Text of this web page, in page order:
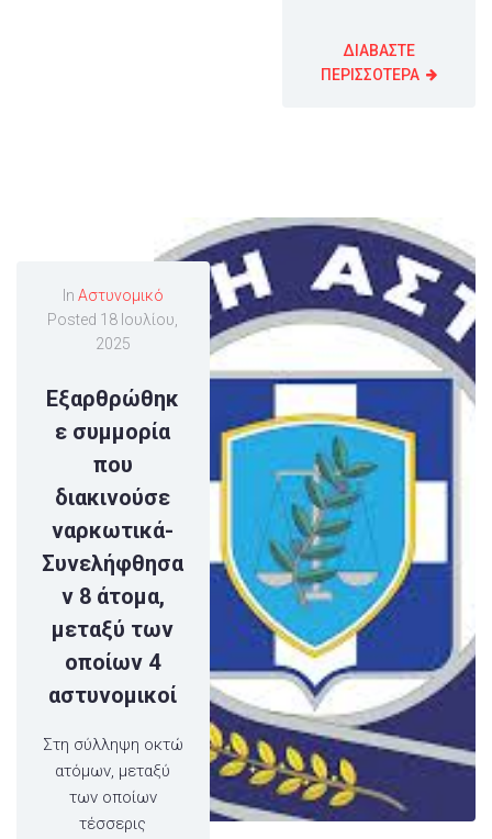
ΔΙΑΒΑΣΤΕ
ΠΕΡΙΣΣΟΤΕΡΑ
In Αστυνομικό
Posted 18 Ιουλίου,
2025
Eξαρθρώθηκ
ε συμμορία
που
διακινούσε
ναρκωτικά-
Συνελήφθησα
ν 8 άτομα,
μεταξύ των
οποίων 4
αστυνομικοί
Στη σύλληψη οκτώ
ατόμων, μεταξύ
των οποίων
τέσσερις